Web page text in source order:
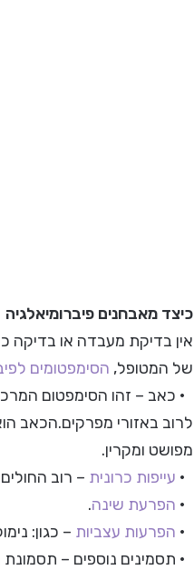
כיצד מאבחנים פיברומיאלגיה
אין בדיקת מעבדה או בדיקה
של המטופל, הסימפטומים
לרוב באזורי מפרקים.הכאב
מפושט ומקרין.
• עייפות כרונית – רוב
• הפרעת שינה.
• הפרעות עצביות – כגון:
• תסמינים נוספים –